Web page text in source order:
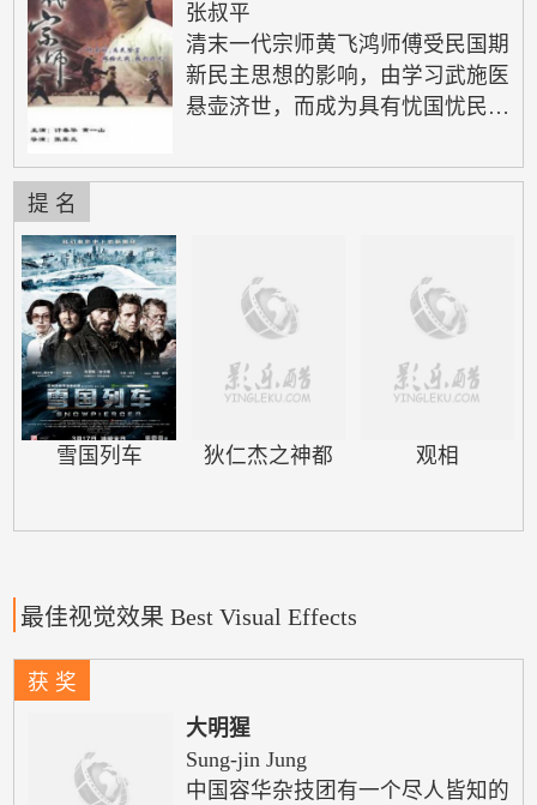
张叔平
清末一代宗师黄飞鸿师傅受民国期
新民主思想的影响，由学习武施医
悬壶济世，而成为具有忧国忧民思
朝庭腐败无能，民不聊生，官逼民
他们脱了险。没过多久，被清兵以
窝藏叛 党、图谋造反为名，将黄
师傅抓走 ... ，为救黄师傅，从徒
弟潜入了关帝厅总部，在此发现了
杀声四…
提 名
雪国列车 狄仁杰之神都 观相
最佳视觉效果 Best Visual Effects
获 奖
大明猩
Sung-jin Jung
中国容华杂技团有一个尽人皆知的